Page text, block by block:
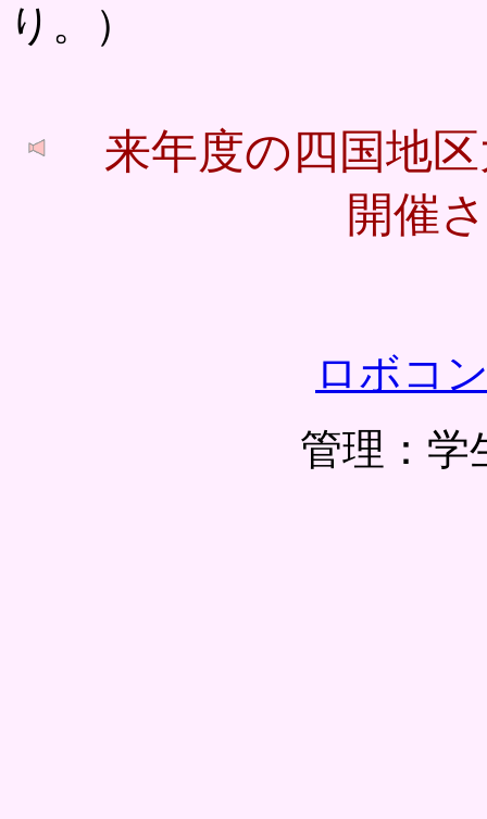
り。）
来年度の四国地
開催
ロボコ
管理：